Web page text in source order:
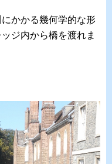
かかる幾何学的な形
ジ内から橋を渡れま